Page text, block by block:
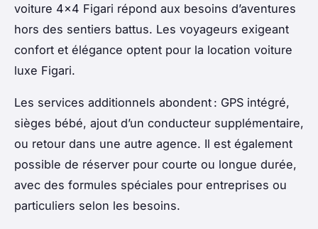
voiture 4x4 Figari répond aux besoins d’aventures
hors des sentiers battus. Les voyageurs exigeant
confort et élégance optent pour la location voiture
luxe Figari.
Les services additionnels abondent : GPS intégré,
sièges bébé, ajout d’un conducteur supplémentaire,
ou retour dans une autre agence. Il est également
possible de réserver pour courte ou longue durée,
avec des formules spéciales pour entreprises ou
particuliers selon les besoins.